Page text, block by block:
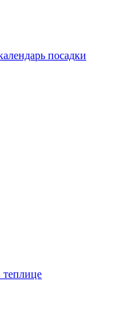
посадки
теплице